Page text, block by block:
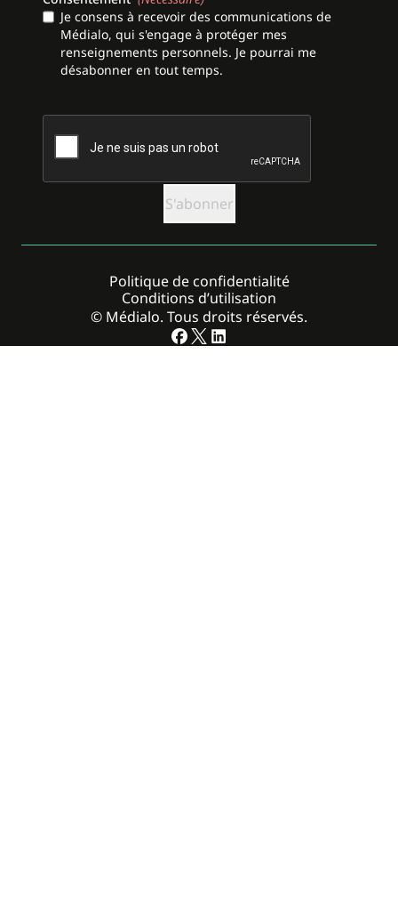
Je consens à recevoir des communications de
Médialo, qui s'engage à protéger mes
renseignements personnels. Je pourrai me
désabonner en tout temps.
© Médialo. Tous droits réservés.
Politique de confidentialité
Conditions d’utilisation